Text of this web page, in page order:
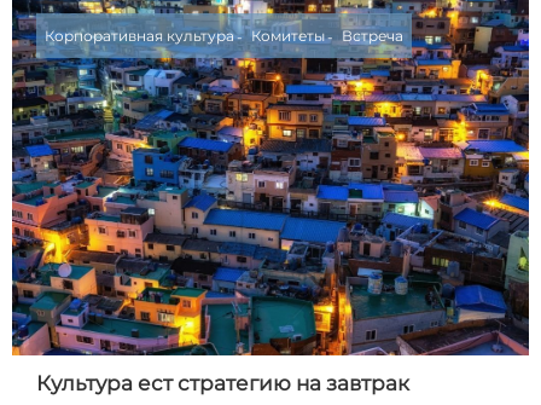
Корпоративная культура Комитеты Встреча
Культура ест стратегию на завтрак